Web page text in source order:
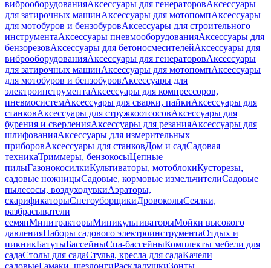
виброоборудованияАксессуары для генераторовАксессуары
для затирочных машинАксессуары для мотопомпАксессуары
для мотобуров и бензобуровАксессуары для строительного
инструментаАксессуары пневмооборудованияАксессуары для
бензорезовАксессуары для бетоносмесителейАксессуары для
виброоборудованияАксессуары для генераторовАксессуары
для затирочных машинАксессуары для мотопомпАксессуары
для мотобуров и бензобуровАксессуары для
электроинструментаАксессуары для компрессоров,
пневмосистемАксессуары для сварки, пайкиАксессуары для
станковАксессуары для стружкоотсосовАксессуары для
бурения и сверленияАксессуары для резанияАксессуары для
шлифованияАксессуары для измерительных
приборовАксессуары для станковДом и садСадовая
техникаТриммеры, бензокосыЦепные
пилыГазонокосилкиКультиваторы, мотоблокиКусторезы,
садовые ножницыСадовые, кормовые измельчителиСадовые
пылесосы, воздуходувкиАэраторы,
скарификаторыСнегоуборщикиДровоколыСеялки,
разбрасыватели
семянМинитракторыМиникультиваторыМойки высокого
давленияНаборы садового электроинструментаОтдых и
пикникБатутыБассейныСпа-бассейныКомплекты мебели для
садаСтолы для садаСтулья, кресла для садаКачели
садовыеГамаки, шезлонгиРаскладушкиЗонты,